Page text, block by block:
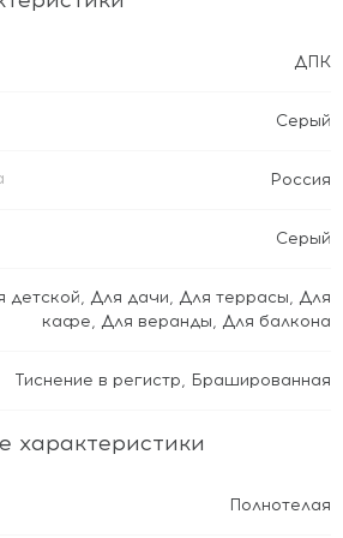
ДПК
Серый
Россия
Серый
детской, Для дачи, Для террасы, Для
кафе, Для веранды, Для балкона
Тиснение в регистр, Брашированная
характеристики
Полнотелая